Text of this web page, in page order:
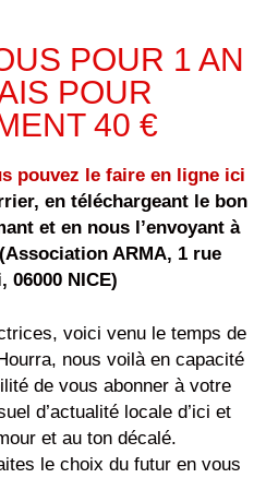
POUR 1 AN
POUR
40 €
pouvez le faire en ligne ici
en téléchargeant le bon
et en nous l’envoyant à
ARMA, 1 rue
06000 NICE)
voici venu le temps de
nous voilà en capacité
de vous abonner à votre
d’actualité locale d’ici et
et au ton décalé.
le choix du futur en vous